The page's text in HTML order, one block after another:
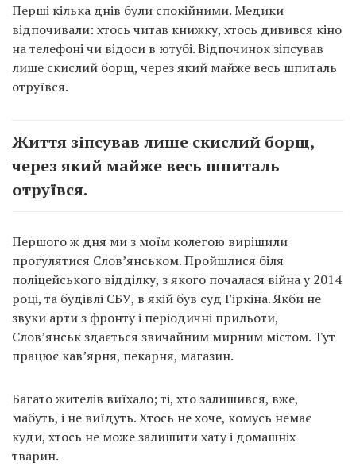
Перші кілька днів були спокійними. Медики
відпочивали: хтось читав книжку, хтось дивився кіно
на телефоні чи відоси в ютубі. Відпочинок зіпсував
лише скислий борщ, через який майже весь шпиталь
отруївся.
Життя зіпсував лише скислий борщ,
через який майже весь шпиталь
отруївся.
Першого ж дня ми з моїм колегою вирішили
прогулятися Слов’янськом. Пройшлися біля
поліцейського відділку, з якого почалася війна у 2014
році, та будівлі СБУ, в якій був суд Гіркіна. Якби не
звуки арти з фронту і періодичні прильоти,
Слов’янськ здається звичайним мирним містом. Тут
працює кав’ярня, пекарня, магазин.
Багато жителів виїхало; ті, хто залишився, вже,
мабуть, і не виїдуть. Хтось не хоче, комусь немає
куди, хтось не може залишити хату і домашніх
тварин.